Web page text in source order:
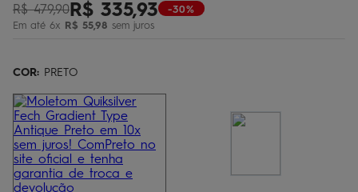
R$ 479,90R$ 335,93
Em até 6x R$ 55,98 sem juros
-30%
COR: PRETO
5 óculos
7 º bermuda
8º boardshort
9º chinelo
10º calça